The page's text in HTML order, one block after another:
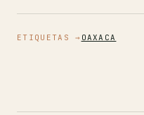
ETIQUETAS → OAXACA